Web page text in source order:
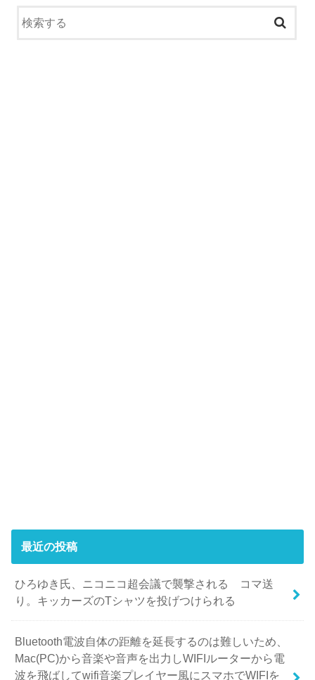
最近の投稿
ひろゆき氏、ニコニコ超会議で襲撃される コマ送
り。キッカーズのTシャツを投げつけられる
Bluetooth電波自体の距離を延長するのは難しいため、
Mac(PC)から音楽や音声を出力しWIFIルーターから電
波を飛ばしてwifi音楽プレイヤー風にスマホでWIFIを